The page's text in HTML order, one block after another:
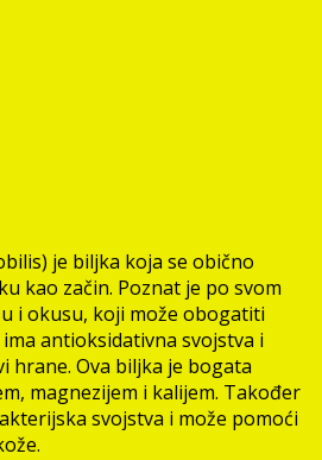
je biljka koja se obično
kao začin. Poznat je po svom
i okusu, koji može obogatiti
antioksidativna svojstva i
hrane. Ova biljka je bogata
magnezijem i kalijem. Također
svojstva i može pomoći